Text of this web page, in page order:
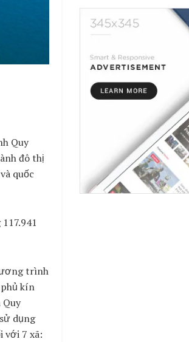
Quy
đô thị
quốc
trình
kín
dụng
với 7 xã: